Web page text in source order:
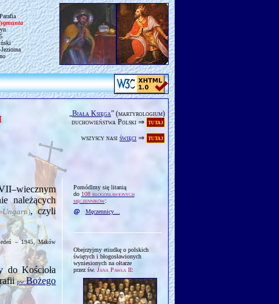
„Biała Księga” (martyrologium)
duchowieństwa Polski ⇒ tutaj
wszyscy nasi święci ⇒ tutaj
należących
n), czyli
– 1945, Maków
do Kościoła
pw.Bożego
Pomódlmy się litanią
do 108 błogosławionych
męczenników:
Męczennicy…
Obejrzyjmy etiudkę o polskich
świętych i błogosławionych
wyniesionych na ołtarze
przez św. Jana Pawła II: